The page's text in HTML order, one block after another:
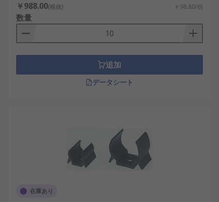
￥988.00(税抜) ￥98.80/個
数量
追加
データシート
在庫あり